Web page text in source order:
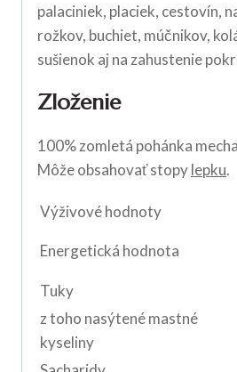
palaciniek, placiek, cestovín,
rožkov, buchiet, múčnikov,
sušienok aj na zahustenie
Zloženie
100% zomletá pohánka
Môže obsahovať stopylepku.
Výživové hodnoty
Energetická hodnota
Tuky
z toho nasýtené mastné
kyseliny